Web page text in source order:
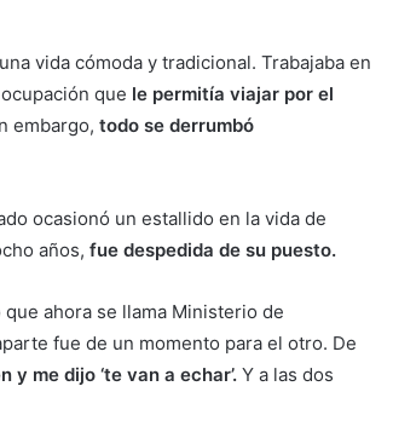
vida cómoda y tradicional. Trabajaba en
que le permitía viajar por el
embargo, todo se derrumbó
ocasionó un estallido en la vida de
años,fue despedida de su puesto.
ahora se llama Ministerio de
fue de un momento para el otro. De
y me dijo ‘te van a echar’. Y a las dos